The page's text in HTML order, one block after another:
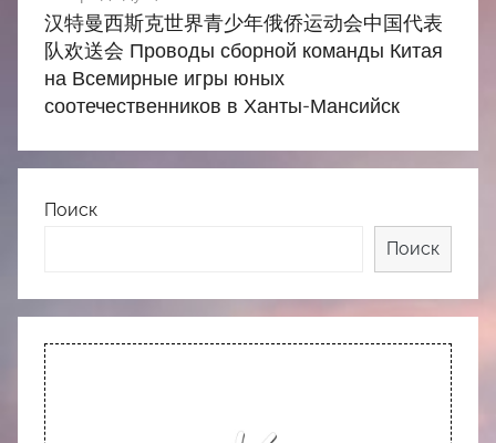
по
записям
汉特曼西斯克世界青少年俄侨运动会中国代表
队欢送会 Проводы сборной команды Китая
на Всемирные игры юных
соотечественников в Ханты-Мансийск
Поиск
Поиск